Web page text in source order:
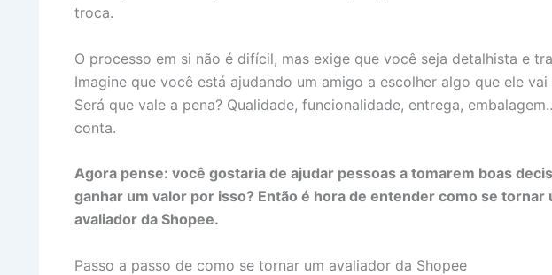
troca.
O processo em si não é difícil, mas exige que você seja detalhista e
Imagine que você está ajudando um amigo a escolher algo que ele vai
Será que vale a pena? Qualidade, funcionalidade, entrega,
conta.
Agora pense: você gostaria de ajudar pessoas a tomarem boas
ganhar um valor por isso? Então é hora de entender como se tornar
avaliador da Shopee.
Passo a passo de como se tornar um avaliador da Shopee